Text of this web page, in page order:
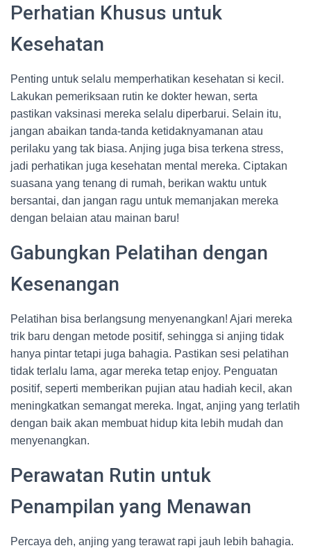
Perhatian Khusus untuk
Kesehatan
Penting untuk selalu memperhatikan kesehatan si kecil.
Lakukan pemeriksaan rutin ke dokter hewan, serta
pastikan vaksinasi mereka selalu diperbarui. Selain itu,
jangan abaikan tanda-tanda ketidaknyamanan atau
perilaku yang tak biasa. Anjing juga bisa terkena stress,
jadi perhatikan juga kesehatan mental mereka. Ciptakan
suasana yang tenang di rumah, berikan waktu untuk
bersantai, dan jangan ragu untuk memanjakan mereka
dengan belaian atau mainan baru!
Gabungkan Pelatihan dengan
Kesenangan
Pelatihan bisa berlangsung menyenangkan! Ajari mereka
trik baru dengan metode positif, sehingga si anjing tidak
hanya pintar tetapi juga bahagia. Pastikan sesi pelatihan
tidak terlalu lama, agar mereka tetap enjoy. Penguatan
positif, seperti memberikan pujian atau hadiah kecil, akan
meningkatkan semangat mereka. Ingat, anjing yang terlatih
dengan baik akan membuat hidup kita lebih mudah dan
menyenangkan.
Perawatan Rutin untuk
Penampilan yang Menawan
Percaya deh, anjing yang terawat rapi jauh lebih bahagia.